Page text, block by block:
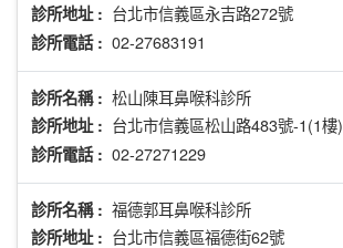
診所地址 : 台北市信義區永吉路272號
診所電話 : 02-27683191
診所名稱 : 松山陳耳鼻喉科診所
診所地址 : 台北市信義區松山路483號-1(1樓)
診所電話 : 02-27271229
診所名稱 : 福德郭耳鼻喉科診所
診所地址 : 台北市信義區福德街62號